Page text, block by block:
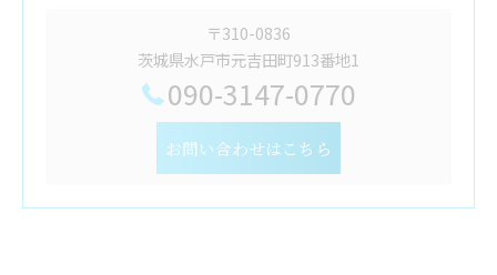
〒310-0836
茨城県水戸市元吉田町913番地1
090-3147-0770
お問い合わせはこちら